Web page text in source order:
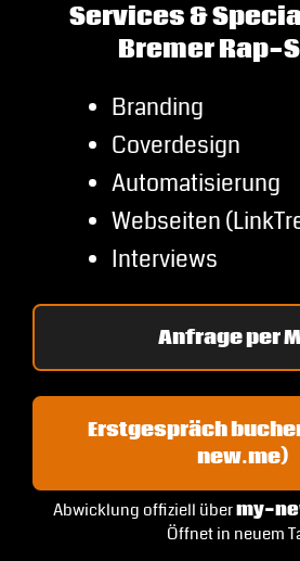
Services &
Bremer Rap-
Branding
Coverdesign
Automatisierung
Webseiten
Interviews
Anfrage per
Erstgespräch
new.me)
Abwicklung offiziell übermy-
Öffnet in neuem